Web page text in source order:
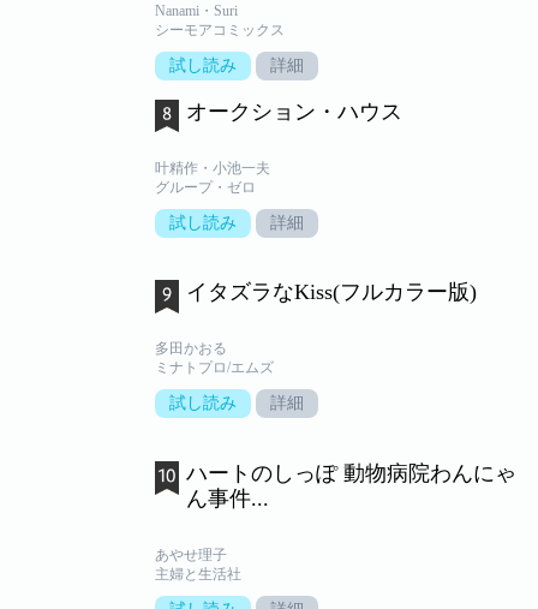
Nanami・Suri
シーモアコミックス
試し読み 詳細
オークション・ハウス
叶精作・小池一夫
グループ・ゼロ
試し読み 詳細
イタズラなKiss(フルカラー版)
多田かおる
ミナトプロ/エムズ
試し読み 詳細
ハートのしっぽ 動物病院わんにゃ
ん事件...
あやせ理子
主婦と生活社